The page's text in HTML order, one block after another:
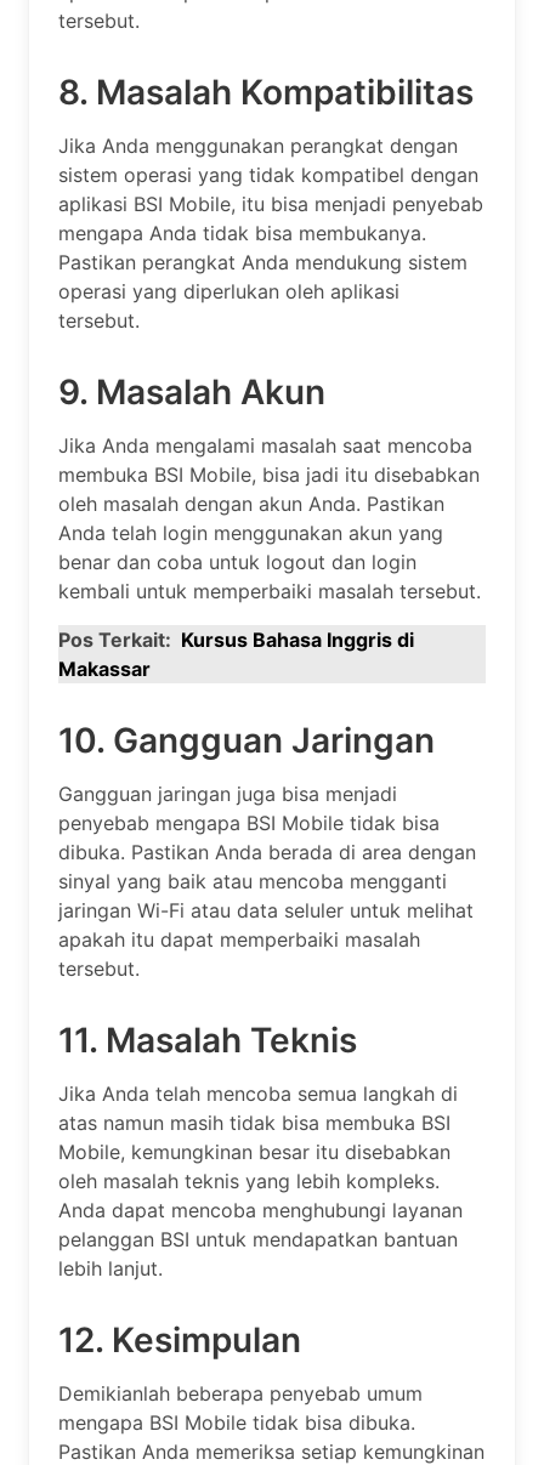
tersebut.
8. Masalah Kompatibilitas
Jika Anda menggunakan perangkat dengan
sistem operasi yang tidak kompatibel dengan
aplikasi BSI Mobile, itu bisa menjadi penyebab
mengapa Anda tidak bisa membukanya.
Pastikan perangkat Anda mendukung sistem
operasi yang diperlukan oleh aplikasi
tersebut.
9. Masalah Akun
Jika Anda mengalami masalah saat mencoba
membuka BSI Mobile, bisa jadi itu disebabkan
oleh masalah dengan akun Anda. Pastikan
Anda telah login menggunakan akun yang
benar dan coba untuk logout dan login
kembali untuk memperbaiki masalah tersebut.
Pos Terkait: Kursus Bahasa Inggris di
Makassar
10. Gangguan Jaringan
Gangguan jaringan juga bisa menjadi
penyebab mengapa BSI Mobile tidak bisa
dibuka. Pastikan Anda berada di area dengan
sinyal yang baik atau mencoba mengganti
jaringan Wi-Fi atau data seluler untuk melihat
apakah itu dapat memperbaiki masalah
tersebut.
11. Masalah Teknis
Jika Anda telah mencoba semua langkah di
atas namun masih tidak bisa membuka BSI
Mobile, kemungkinan besar itu disebabkan
oleh masalah teknis yang lebih kompleks.
Anda dapat mencoba menghubungi layanan
pelanggan BSI untuk mendapatkan bantuan
lebih lanjut.
12. Kesimpulan
Demikianlah beberapa penyebab umum
mengapa BSI Mobile tidak bisa dibuka.
Pastikan Anda memeriksa setiap kemungkinan